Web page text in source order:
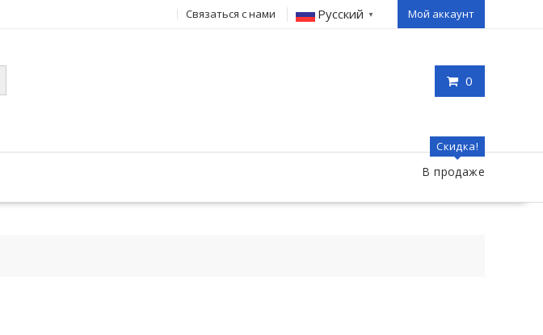
Связаться с нами Русский ▼ Мой аккаунт
0
Скидка!
В продаже